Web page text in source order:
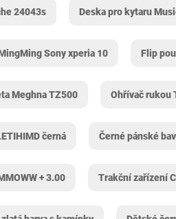
‎24043s Deska pro kytaru
Sony xperia 10 Flip
Meghna TZ500 Ohřívač rukou
černá Černé pánské
+ 3.00 Trakční zařízení